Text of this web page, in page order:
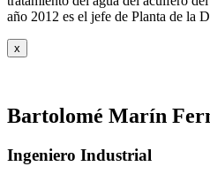
año 2012 es el jefe de Planta de la
x
Bartolomé Marín
Ingeniero Industrial